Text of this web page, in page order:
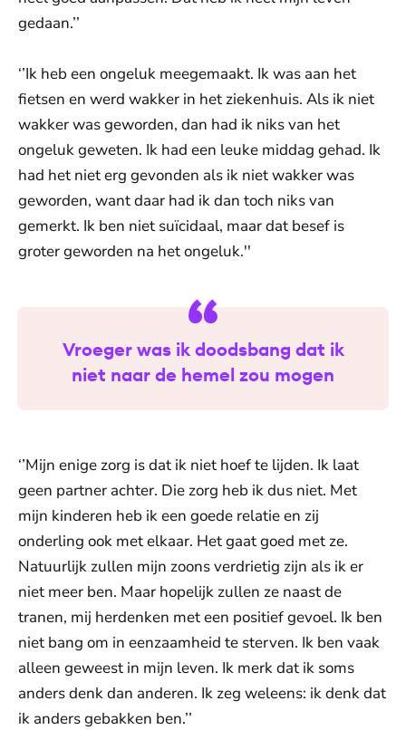
gedaan.’’
‘’Ik heb een ongeluk meegemaakt. Ik was aan het
fietsen en werd wakker in het ziekenhuis. Als ik niet
wakker was geworden, dan had ik niks van het
ongeluk geweten. Ik had een leuke middag gehad. Ik
had het niet erg gevonden als ik niet wakker was
geworden, want daar had ik dan toch niks van
gemerkt. Ik ben niet suïcidaal, maar dat besef is
groter geworden na het ongeluk.''
Vroeger was ik doodsbang dat ik
niet naar de hemel zou mogen
‘’Mijn enige zorg is dat ik niet hoef te lijden. Ik laat
geen partner achter. Die zorg heb ik dus niet. Met
mijn kinderen heb ik een goede relatie en zij
onderling ook met elkaar. Het gaat goed met ze.
Natuurlijk zullen mijn zoons verdrietig zijn als ik er
niet meer ben. Maar hopelijk zullen ze naast de
tranen, mij herdenken met een positief gevoel. Ik ben
niet bang om in eenzaamheid te sterven. Ik ben vaak
alleen geweest in mijn leven. Ik merk dat ik soms
anders denk dan anderen. Ik zeg weleens: ik denk dat
ik anders gebakken ben.’’